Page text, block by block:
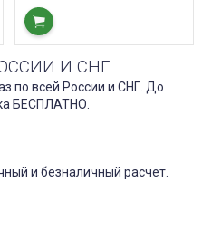
И СНГ
по всей России и СНГ. До
БЕСПЛАТНО.
и безналичный расчет.